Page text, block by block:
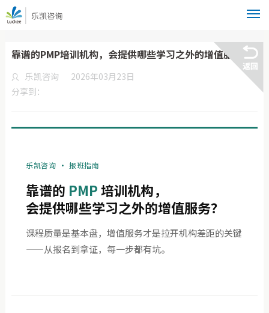
靠谱的PMP培训机构，会提供哪些学习之外的增值服务？
乐凯咨询
2026年03月23日
分享到：
乐凯咨询 · 报班指南
靠谱的 PMP培训机构，
会提供哪些学习之外的增值服务？
课程质量是基本盘，增值服务才是拉开机构差距的关键
——从报名到拿证，每一步都有坑。